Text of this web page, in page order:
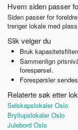
Hvem siden passer
Siden passer for
trenger lokale med
Slik velger du
Bruk
Sammenlign
forespørsel.
Forespørsler
Relaterte søk etter
Selskapslokaler Oslo
Bryllupslokaler Oslo
Julebord Oslo